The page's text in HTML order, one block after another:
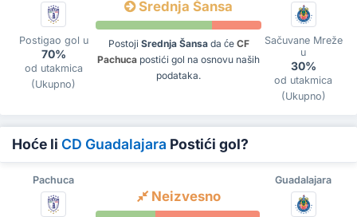
Postigao gol u
70%
od utakmica
(Ukupno)
Srednja Šansa
Postoji Srednja Šansada će CF
Pachuca postići gol na osnovu naših
podataka.
Sačuvane Mreže
u
30%
od utakmica
(Ukupno)
Hoće li CD Guadalajara Postići gol?
Pachuca Guadalajara
Neizvesno